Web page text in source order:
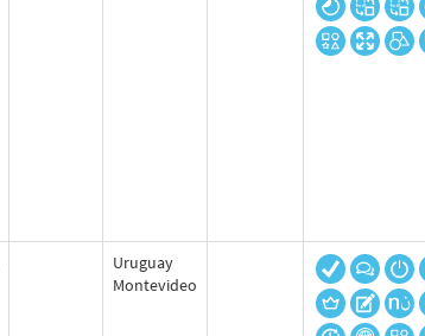
Uruguay
Montevideo